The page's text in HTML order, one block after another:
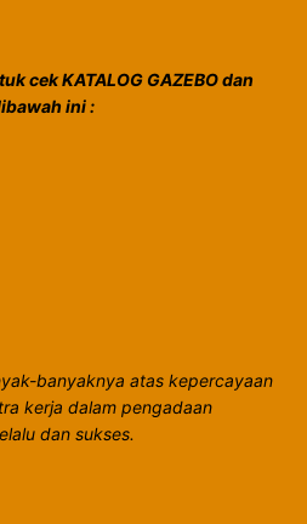
cek KATALOG GAZEBO dan
ini :
banyaknya atas kepercayaan
kerja dalam pengadaan
dan sukses.